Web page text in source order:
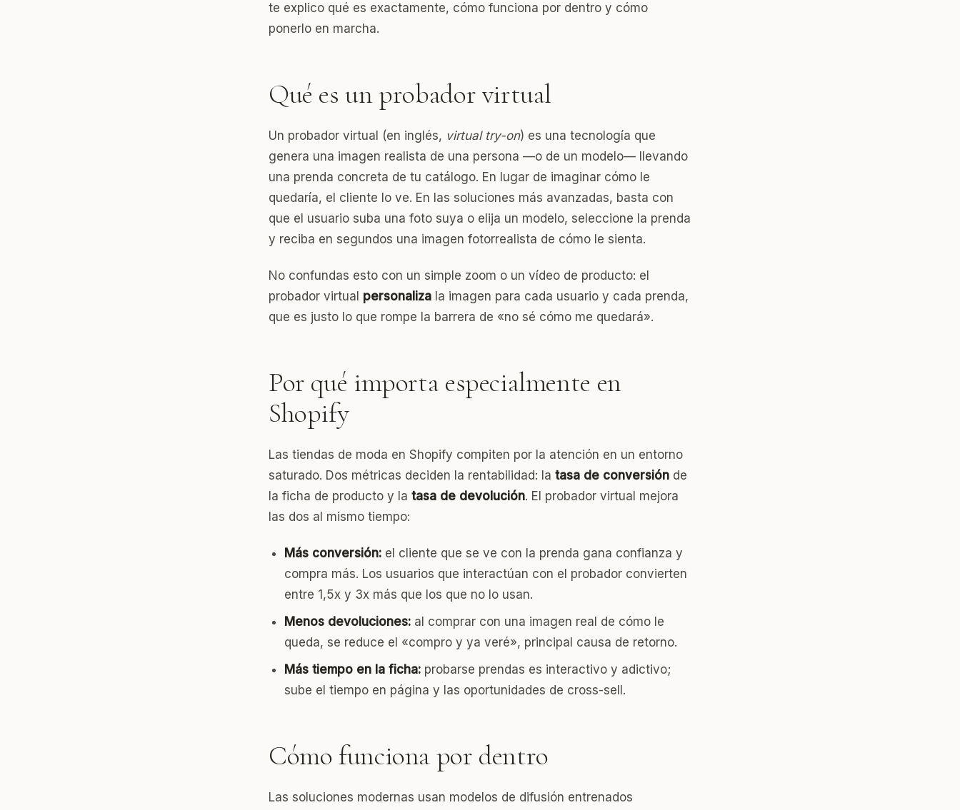
te explico qué es exactamente, cómo funciona por dentro y cómo
ponerlo en marcha.
Qué es un probador virtual
Un probador virtual (en inglés, virtual try-on) es una tecnología que
genera una imagen realista de una persona —o de un modelo— llevando
una prenda concreta de tu catálogo. En lugar de imaginar cómo le
quedaría, el cliente lo ve. En las soluciones más avanzadas, basta con
que el usuario suba una foto suya o elija un modelo, seleccione la prenda
y reciba en segundos una imagen fotorrealista de cómo le sienta.
No confundas esto con un simple zoom o un vídeo de producto: el
probador virtual personaliza la imagen para cada usuario y cada prenda,
que es justo lo que rompe la barrera de «no sé cómo me quedará».
Por qué importa especialmente en
Shopify
Las tiendas de moda en Shopify compiten por la atención en un entorno
saturado. Dos métricas deciden la rentabilidad: la tasa de conversión de
la ficha de producto y la tasa de devolución. El probador virtual mejora
las dos al mismo tiempo:
Más conversión: el cliente que se ve con la prenda gana confianza y
compra más. Los usuarios que interactúan con el probador convierten
entre 1,5x y 3x más que los que no lo usan.
Menos devoluciones: al comprar con una imagen real de cómo le
queda, se reduce el «compro y ya veré», principal causa de retorno.
Más tiempo en la ficha: probarse prendas es interactivo y adictivo;
sube el tiempo en página y las oportunidades de cross-sell.
Cómo funciona por dentro
Las soluciones modernas usan modelos de difusión entrenados